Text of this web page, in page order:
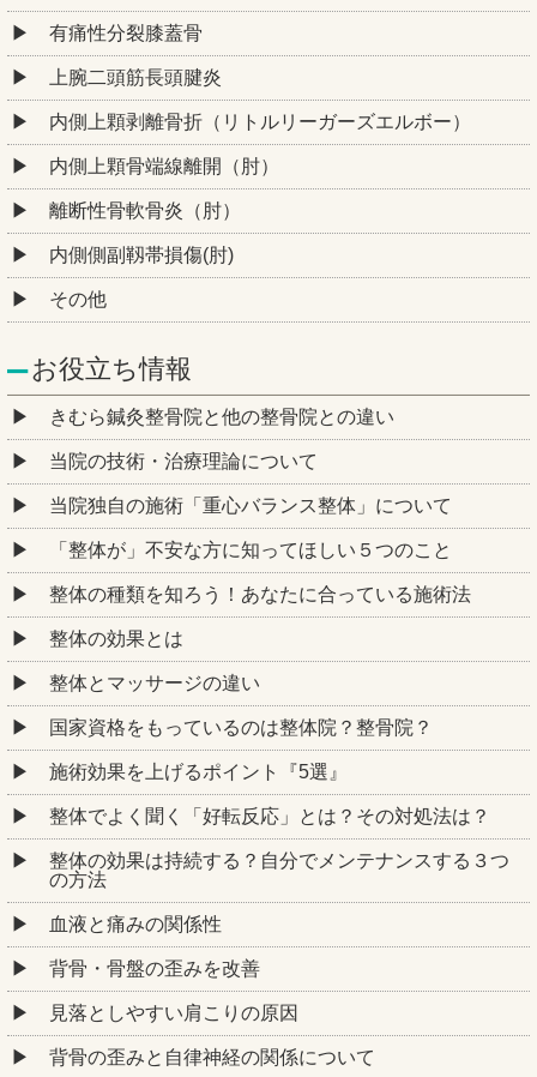
有痛性分裂膝蓋骨
上腕二頭筋長頭腱炎
内側上顆剥離骨折（リトルリーガーズエルボー）
内側上顆骨端線離開（肘）
離断性骨軟骨炎（肘）
内側側副靱帯損傷(肘)
その他
お役立ち情報
きむら鍼灸整骨院と他の整骨院との違い
当院の技術・治療理論について
当院独自の施術「重心バランス整体」について
「整体が」不安な方に知ってほしい５つのこと
整体の種類を知ろう！あなたに合っている施術法
整体の効果とは
整体とマッサージの違い
国家資格をもっているのは整体院？整骨院？
施術効果を上げるポイント『5選』
整体でよく聞く「好転反応」とは？その対処法は？
整体の効果は持続する？自分でメンテナンスする３つ
の方法
血液と痛みの関係性
背骨・骨盤の歪みを改善
見落としやすい肩こりの原因
背骨の歪みと自律神経の関係について